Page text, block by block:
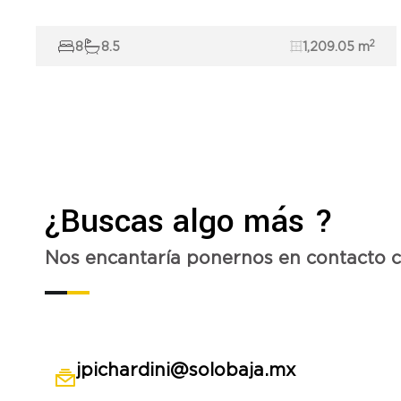
8 8.5 1,209.05 m2
¿Buscas algo más ?
Nos encantaría ponernos en contacto
jpichardini@solobaja.mx